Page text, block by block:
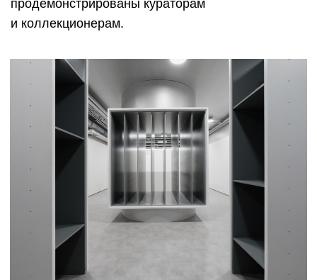
Интерьер открытого хранения. Студия «Тихая», Нижний
Новгород. Фото: Анатолий Козьма
Визуализация открытого хранения. Архитекторы Михаил
Маслов и Марина Артамонычева (MISH studio)